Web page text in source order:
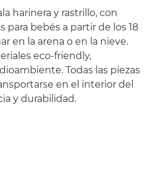
harinera y rastrillo, con
para bebés a partir de los 18
en la arena o en la nieve.
eco-friendly,
Todas las piezas
en el interior del
y durabilidad.